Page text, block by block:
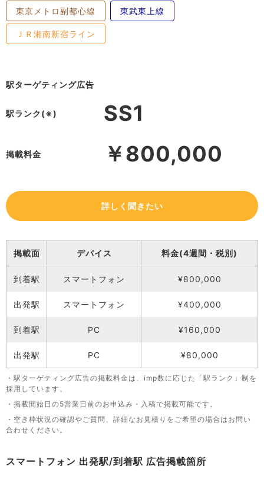
東京メトロ副都心線 東武東上線
ＪＲ湘南新宿ライン
駅ターゲティング広告
駅ランク(※) SS1
掲載料金 ￥800,000
詳しく聞きたい
掲載面 デバイス 料金(4週間・税別)
到着駅 スマートフォン ¥800,000
出発駅 スマートフォン ¥400,000
到着駅 PC ¥160,000
出発駅 PC ¥80,000
・駅ターゲティング広告の掲載料金は、imp数に応じた「駅ランク」制を
採用しています。
・掲載開始日の5営業日前のお申込み・入稿で掲載可能です。
・空き枠状況の確認やご質問、詳細なお見積りをご希望の場合はお問い
合わせください。
スマートフォン 出発駅/到着駅 広告掲載箇所